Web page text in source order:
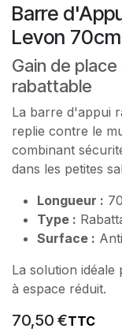
Barre
Levon 70cm
Gain de
rabattable
La barre d'appui
replie contre le
combinant
dans les petites
Longueur :
Type :
Surface :
La solution idéale
à espace réduit.
70,50 €TTC